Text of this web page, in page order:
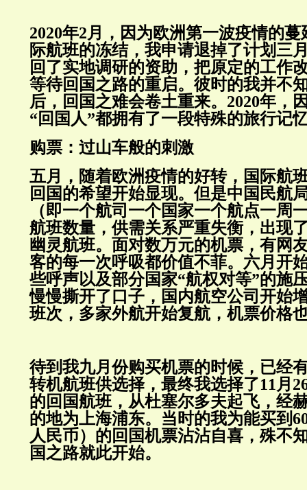
2020年2月，因为欧洲第一波疫情的
际航班的冻结，我申请退掉了计划三
回了实地调研的资助，把原定的工作
等待回国之路的重启。彼时的我并不
后，回国之难会卷土重来。2020年，
“回国人”都拥有了一段特殊的旅行记
购票：过山车般的刺激
五月，随着欧洲疫情的好转，国际航
回国的希望开始显现。但是中国民航
（即一个航司一个国家一个航点一周
航班数量，供需关系严重失衡，出现
幽灵航班。面对数万元的机票，有网
客的每一次呼吸都价值不菲。六月开
些呼声以及部分国家“航权对等”的施
慢慢撕开了口子，国内航空公司开始
班次，多家外航开始复航，机票价格
待到我九月份购买机票的时候，已经
转机航班供选择，最终我选择了11月
的回国航班，从杜塞尔多夫起飞，经
的地为上海浦东。当时的我为能买到
人民币）的回国机票沾沾自喜，殊不
国之路就此开始。